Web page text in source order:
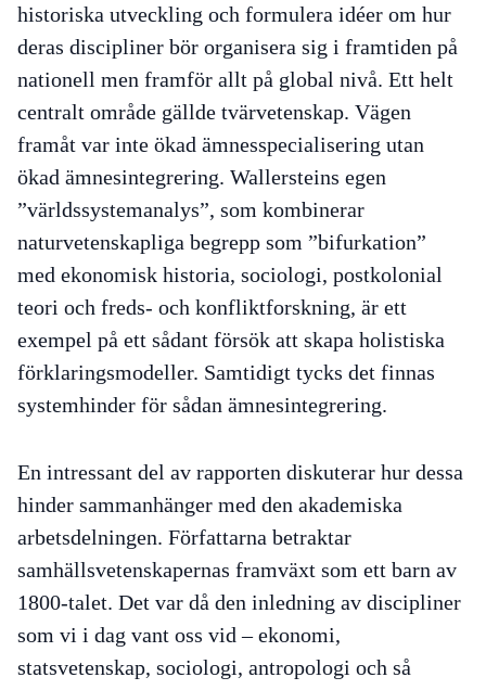
historiska utveckling och formulera idéer om hur
deras discipliner bör organisera sig i framtiden på
nationell men framför allt på global nivå. Ett helt
centralt område gällde tvärvetenskap. Vägen
framåt var inte ökad ämnesspecialisering utan
ökad ämnesintegrering. Wallersteins egen
”världssystemanalys”, som kombinerar
naturvetenskapliga begrepp som ”bifurkation”
med ekonomisk historia, sociologi, postkolonial
teori och freds- och konfliktforskning, är ett
exempel på ett sådant försök att skapa holistiska
förklaringsmodeller. Samtidigt tycks det finnas
systemhinder för sådan ämnesintegrering.
En intressant del av rapporten diskuterar hur dessa
hinder sammanhänger med den akademiska
arbetsdelningen. Författarna betraktar
samhällsvetenskapernas framväxt som ett barn av
1800-talet. Det var då den inledning av discipliner
som vi i dag vant oss vid – ekonomi,
statsvetenskap, sociologi, antropologi och så